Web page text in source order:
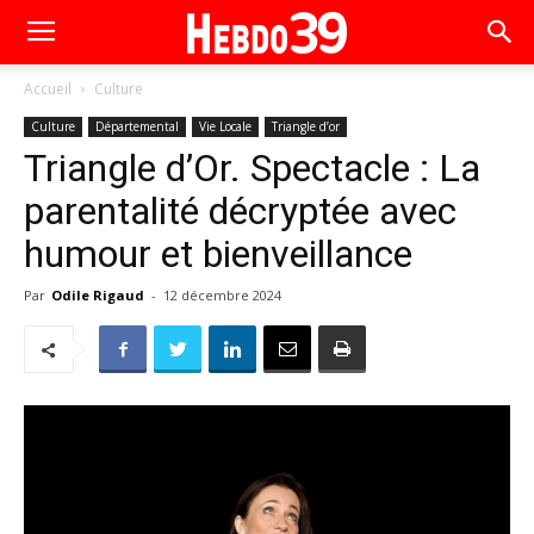
Accueil Culture
Culture Départemental Vie Locale Triangle d’or
Triangle d’Or. Spectacle : La
parentalité décryptée avec
humour et bienveillance
Par Odile Rigaud - 12 décembre 2024